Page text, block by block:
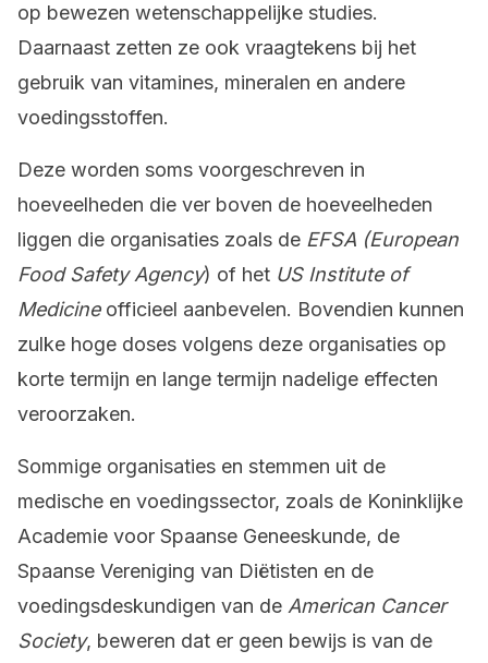
op bewezen wetenschappelijke studies.
Daarnaast zetten ze ook vraagtekens bij het
gebruik van vitamines, mineralen en andere
voedingsstoffen.
Deze worden soms voorgeschreven in
hoeveelheden die ver boven de hoeveelheden
liggen die organisaties zoals de EFSA (European
Food Safety Agency) of het US Institute of
Medicineofficieel aanbevelen. Bovendien kunnen
zulke hoge doses volgens deze organisaties op
korte termijn en lange termijn nadelige effecten
veroorzaken.
Sommige organisaties en stemmen uit de
medische en voedingssector, zoals de Koninklijke
Academie voor Spaanse Geneeskunde, de
Spaanse Vereniging van Diëtisten en de
voedingsdeskundigen van de American Cancer
Society, beweren dat er geen bewijs is van de